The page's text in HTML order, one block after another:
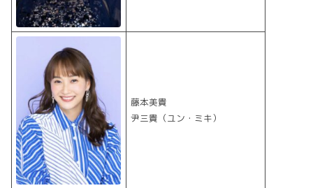
藤本美貴
尹三貴（ユン・ミキ）